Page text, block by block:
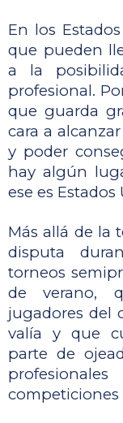
En los
que pueden
a la
profesional.
que guarda
cara a
y poder
hay algún
ese es Estados
Más allá de la
disputa
torneos
de verano,
jugadores del
valía y que
parte de
competiciones